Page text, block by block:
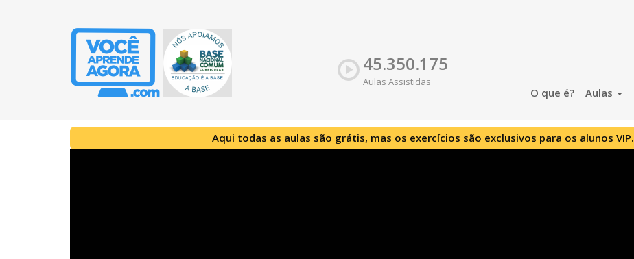
45.350.175
Aulas Assistidas
O que é? Aulas
Aqui todas as aulas são grátis, mas os exercícios são exclusivos para os alunos VIP.